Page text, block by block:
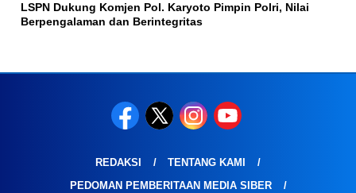
LSPN Dukung Komjen Pol. Karyoto Pimpin Polri, Nilai
Berpengalaman dan Berintegritas
REDAKSI
TENTANG KAMI
PEDOMAN PEMBERITAAN MEDIA SIBER